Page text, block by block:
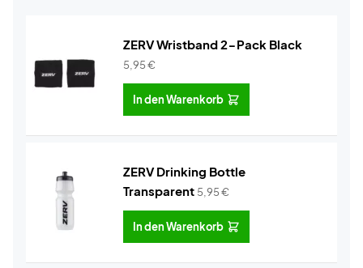
ZERV Wristband 2-Pack Black
5,95€
In den Warenkorb
ZERV Drinking Bottle
Transparent 5,95€
In den Warenkorb